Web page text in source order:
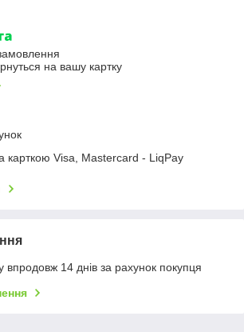
на вашу картку
карткою Visa, Mastercard - LiqPay
впродовж 14 днів за рахунок покупця